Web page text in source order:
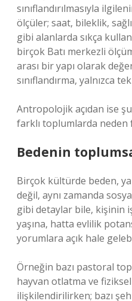
sınıflandırılmasıyla
ölçüler; saat, bileklik,
gibi alanlarda sıkça
birçok Batı merkezli
arası bir yapı olarak
sınıflandırma, yalnızca
Antropolojik açıdan ise
farklı toplumlarda neden
Bedenin
Birçok kültürde beden,
değil, aynı zamanda
gibi detaylar bile, kişinin
yaşına, hatta evlilik
yorumlara açık hale
Örneğin bazı pastoral
hayvan otlatma ve fiziksel
ilişkilendirilirken; bazı